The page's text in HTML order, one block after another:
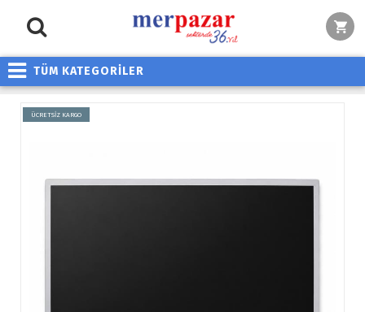
TÜM KATEGORİLER
ÜCRETSİZ KARGO